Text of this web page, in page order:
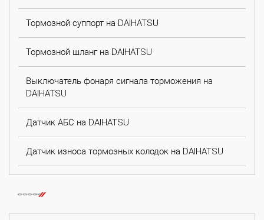
Тормозной суппорт на DAIHATSU
Тормозной шланг на DAIHATSU
Выключатель фонаря сигнала торможения на
DAIHATSU
Датчик АБС на DAIHATSU
Датчик износа тормозных колодок на DAIHATSU